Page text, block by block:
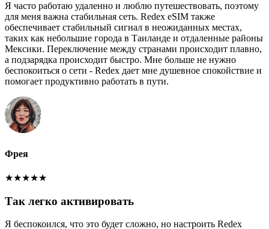
Я часто работаю удаленно и люблю путешествовать, поэтому
для меня важна стабильная сеть. Redex eSIM также
обеспечивает стабильный сигнал в неожиданных местах,
таких как небольшие города в Таиланде и отдаленные районы
Мексики. Переключение между странами происходит плавно,
а подзарядка происходит быстро. Мне больше не нужно
беспокоиться о сети - Redex дает мне душевное спокойствие и
помогает продуктивно работать в пути.
Фрея
★★★★★
Так легко активировать
Я беспокоился, что это будет сложно, но настроить Redex